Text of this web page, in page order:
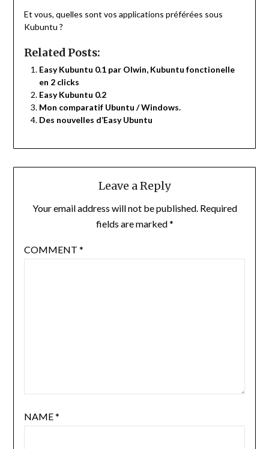
Et vous, quelles sont vos applications préférées sous
Kubuntu ?
Related Posts:
Easy Kubuntu 0.1 par Olwin, Kubuntu fonctionelle
en 2 clicks
Easy Kubuntu 0.2
Mon comparatif Ubuntu / Windows.
Des nouvelles d’Easy Ubuntu
Leave a Reply
Your email address will not be published. Required
fields are marked*
COMMENT *
NAME*